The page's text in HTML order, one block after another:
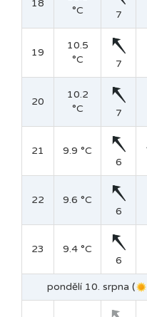
18
°C
7
19
10.5
°C
7
20
10.2
°C
7
21
9.9 °C
6
22
9.6 °C
6
23
9.4 °C
6
pondělí 10. srpna (